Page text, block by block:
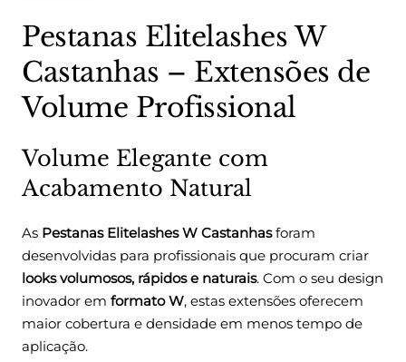
Pestanas Elitelashes W
Castanhas – Extensões de
Volume Profissional
Volume Elegante com
Acabamento Natural
As Pestanas Elitelashes W Castanhasforam
desenvolvidas para profissionais que procuram criar
looks volumosos, rápidos e naturais. Com o seu design
inovador em formato W, estas extensões oferecem
maior cobertura e densidade em menos tempo de
aplicação.